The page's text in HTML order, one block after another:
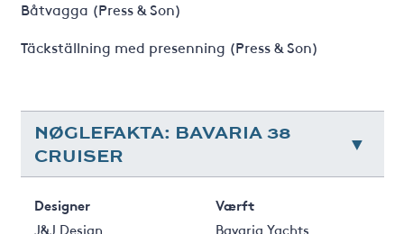
Båtvagga (Press & Son)
Täckställning med presenning (Press & Son)
NØGLEFAKTA: BAVARIA 38
CRUISER
Designer
J&J Design
Værft
Bavaria Yachts